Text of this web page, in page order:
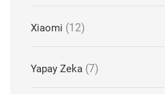
Xiaomi (12)
Yapay Zeka (7)